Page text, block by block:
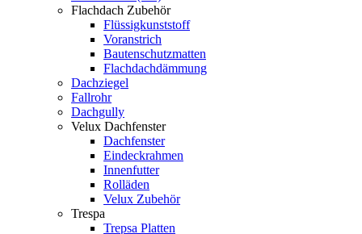
Flachdach Zubehör
Flüssigkunststoff
Voranstrich
Bautenschutzmatten
Flachdachdämmung
Dachziegel
Fallrohr
Dachgully
Velux Dachfenster
Dachfenster
Eindeckrahmen
Innenfutter
Rolläden
Velux Zubehör
Trespa
Trepsa Platten